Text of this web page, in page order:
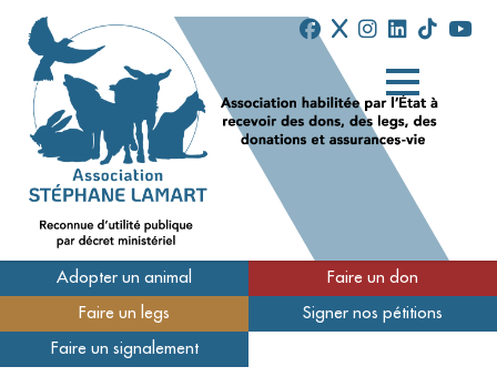
Qui sommes-nous
Nos refuges
Adopter un animal Faire un don
Faire un legs Signer nos pétitions
Faire un signalement